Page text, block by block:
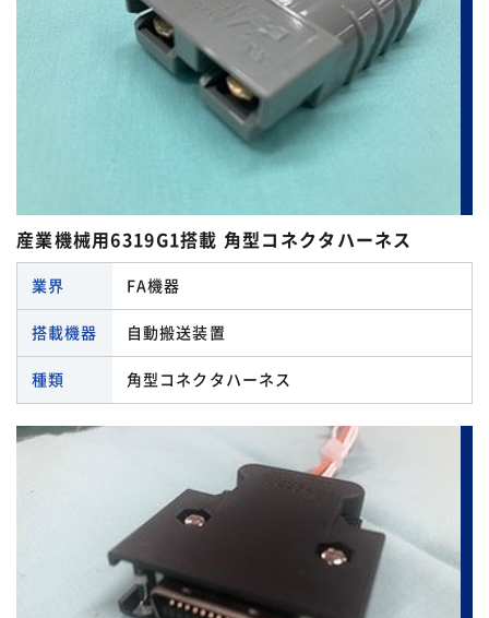
産業機械用6319G1搭載 角型コネクタハーネス
業界 FA機器
搭載機器 自動搬送装置
種類 角型コネクタハーネス